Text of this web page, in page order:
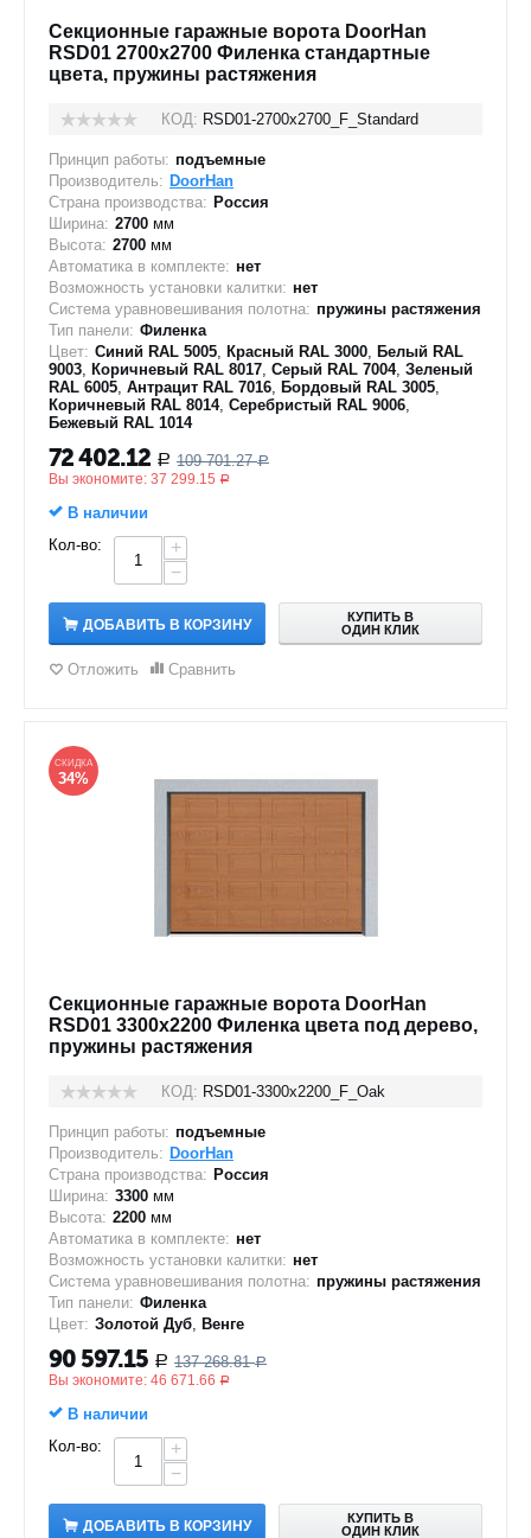
Секционные гаражные ворота DoorHan
RSD01 2700x2700 Филенка стандартные
цвета, пружины растяжения
КОД: RSD01-2700х2700_F_Standard
Принцип работы: подъемные
Производитель: DoorHan
Страна производства: Россия
Ширина: 2700 мм
Высота: 2700 мм
Автоматика в комплекте: нет
Возможность установки калитки: нет
Система уравновешивания полотна: пружины растяжения
Тип панели: Филенка
Цвет: Синий RAL 5005, Красный RAL 3000, Белый RAL
9003, Коричневый RAL 8017, Серый RAL 7004, Зеленый
RAL 6005, Антрацит RAL 7016, Бордовый RAL 3005,
Коричневый RAL 8014, Серебристый RAL 9006,
Бежевый RAL 1014
72 402.12 Р 109 701.27 Р
Вы экономите: 37 299.15 Р
В наличии
Кол-во:
+
−
ДОБАВИТЬ В КОРЗИНУ
КУПИТЬ В
ОДИН КЛИК
Отложить Сравнить
СКИДКА
34%
Секционные гаражные ворота DoorHan
RSD01 3300x2200 Филенка цвета под дерево,
пружины растяжения
КОД: RSD01-3300х2200_F_Oak
Принцип работы: подъемные
Производитель: DoorHan
Страна производства: Россия
Ширина: 3300 мм
Высота: 2200 мм
Автоматика в комплекте: нет
Возможность установки калитки: нет
Система уравновешивания полотна: пружины растяжения
Тип панели: Филенка
Цвет: Золотой Дуб, Венге
90 597.15 Р 137 268.81 Р
Вы экономите: 46 671.66 Р
В наличии
Кол-во:
+
−
ДОБАВИТЬ В КОРЗИНУ
КУПИТЬ В
ОДИН КЛИК